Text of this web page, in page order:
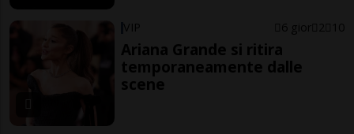
VIP 6 gior 2 10
Ariana Grande si ritira
temporaneamente dalle
scene